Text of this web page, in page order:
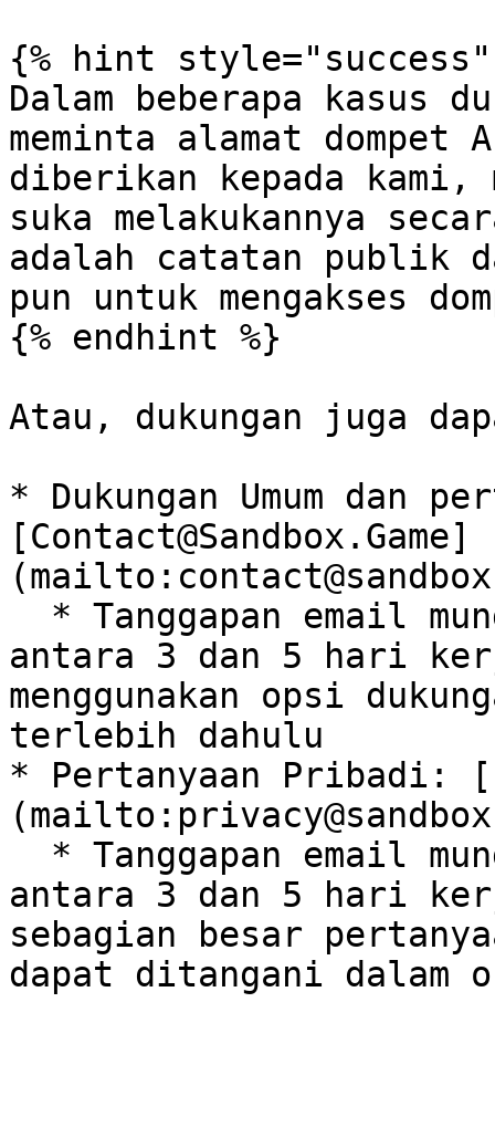
{% hint style="success"
Dalam beberapa kasus
meminta alamat dompet
diberikan kepada kami,
suka melakukannya
adalah catatan publik
pun untuk mengakses
{% endhint %}
Atau, dukungan juga
* Dukungan Umum dan
[Contact@Sandbox.Game]
antara 3 dan 5 hari
menggunakan opsi
terlebih dahulu
* Pertanyaan Pribadi:
antara 3 dan 5 hari
sebagian besar